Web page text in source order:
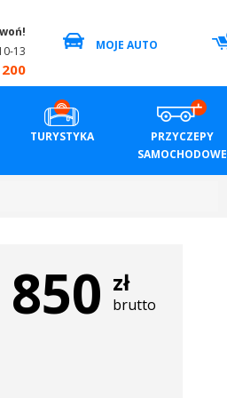
13
MOJE AUTO
TURYSTYKA
PRZYCZEPY
SAMOCHODOWE
850 zł
brutto